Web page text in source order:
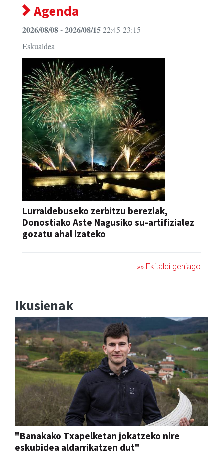
Agenda
2026/08/08 - 2026/08/1522:45-23:15
Eskualdea
Lurraldebuseko zerbitzu bereziak,
Donostiako Aste Nagusiko su-artifizialez
gozatu ahal izateko
»» Ekitaldi gehiago
Ikusienak
"Banakako Txapelketan jokatzeko nire
eskubidea aldarrikatzen dut"